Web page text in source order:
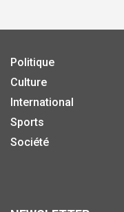
Politique
Culture
International
Sports
Société